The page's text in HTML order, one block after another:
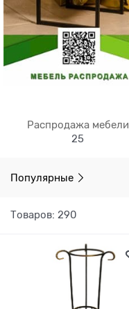
Распродажа мебели
25
Популярные
Товаров: 290